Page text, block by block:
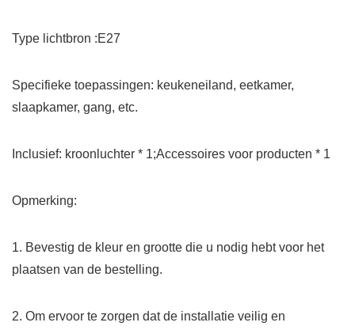
Type lichtbron :E27
Specifieke toepassingen: keukeneiland, eetkamer,
slaapkamer, gang, etc.
Inclusief: kroonluchter * 1;Accessoires voor producten * 1
Opmerking:
1. Bevestig de kleur en grootte die u nodig hebt voor het
plaatsen van de bestelling.
2. Om ervoor te zorgen dat de installatie veilig en